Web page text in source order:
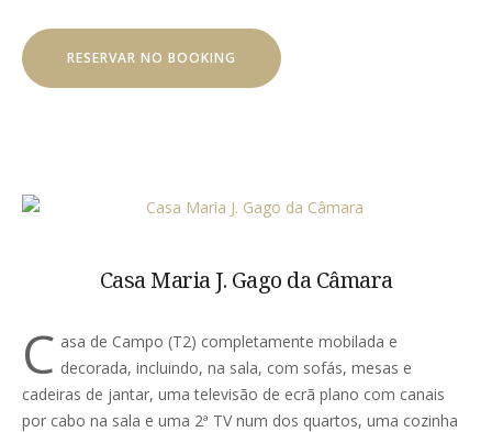
RESERVAR NO BOOKING
Casa Maria J. Gago da Câmara
C asa de Campo (T2) completamente mobilada e
decorada, incluindo, na sala, com sofás, mesas e
cadeiras de jantar, uma televisão de ecrã plano com canais
por cabo na sala e uma 2ª TV num dos quartos, uma cozinha